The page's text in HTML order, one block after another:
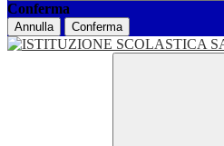
Conferma
Annulla Conferma